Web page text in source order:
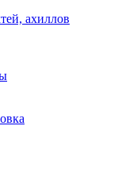
ахиллов